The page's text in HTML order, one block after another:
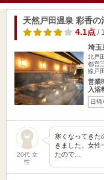
天然戸田温泉 彩香の
4.1点/
埼玉
北戸
都営
線戸
営業
入浴
日帰
20代 女
性
寒くなってきた
きました。女性
たので…